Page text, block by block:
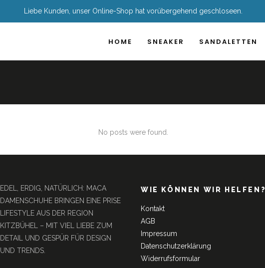
HOME SNEAKER SANDALETTEN
No posts were found.
EDEL, ERDIG, NATÜRLICH: MACA
DAMENSCHUHE BRINGEN EINE PRISE
LIFESTYLE AUS DER REGION
KITZBÜHEL – MIT VIEL LIEBE ZUM
DETAIL UND GESPÜR FÜR DESIGN
UND TRENDS.
WIE KÖNNEN WIR HELFEN?
Kontakt
AGB
Impressum
Datenschutzerklärung
Widerrufsformular
Liebe Kunden, unser Online-Shop hat vorübergehend geschloseen.